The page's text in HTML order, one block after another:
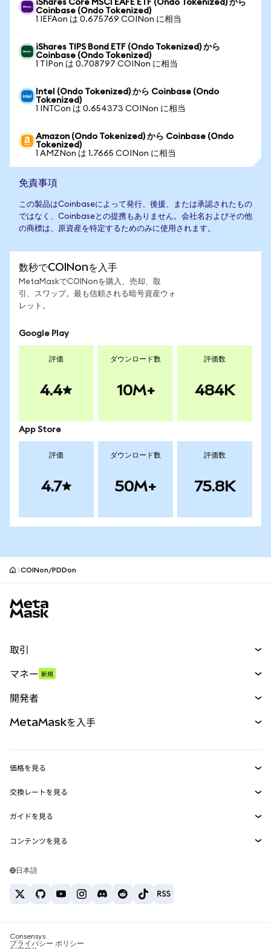
iShares Core MSCI EAFE ETF (Ondo Tokenized) から
Coinbase (Ondo Tokenized)
1 IEFAon は 0.675769 COINon に相当
iShares TIPS Bond ETF (Ondo Tokenized) から
Coinbase (Ondo Tokenized)
1 TIPon は 0.708797 COINon に相当
Intel (Ondo Tokenized) から Coinbase (Ondo
Tokenized)
1 INTCon は 0.654373 COINon に相当
Amazon (Ondo Tokenized) から Coinbase (Ondo
Tokenized)
1 AMZNon は 1.7665 COINon に相当
免責事項
この製品はCoinbaseによって発行、後援、または承認されたもの
ではなく、Coinbaseとの提携もありません。会社名およびその他
の商標は、原資産を特定するためのみに使用されます。
数秒でCOINonを入手
MetaMaskでCOINonを購入、売却、取
引、スワップ。最も信頼される暗号資産ウォ
レット。
Google Play
評価
4.4
ダウンロード数
10M+
評価数
484K
App Store
評価
4.7
ダウンロード数
50M+
評価数
75.8K
COINon/PDDon
取引
パーペチュアル
RWA
マネー 新規
開発者
MetaMask Connect
Snaps
Web3サービス
MetaMaskを入手
セキュリティ
サポート
キャリア
お問い合わせ
価格を見る
イーサリアムの価格
Solanaの価格
Tetherの価格
交換レートを見る
ETH→USD
USDT→INR
BTC→INR
ETH→USDT
ガイドを見る
ETHの購入
USDTの購入
SHIBの購入
コンテンツを見る
Solanaウォレット
税制関連ニュース
日本語
Consensys
プライバシー ポリシー